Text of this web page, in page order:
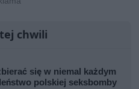
chwili
się w niemal każdym
polskiej seksbomby